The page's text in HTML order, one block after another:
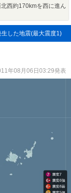
西約170kmを西に進ん
した地震(最大震度1)
年08月06日03:29発表